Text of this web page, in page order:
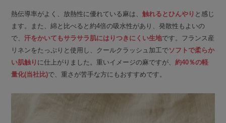
熱伝導率がよく、放熱性に優れている麻は、触れるとひんやり と感じ
ます。また、綿と比べると約4倍の吸水性があり、発散性もよいの
で、汗をかいてもサラサラ肌にはりつきにくい生地です。フランス産
リネンをたっぷりと使用し、クールクラッシュ加工でソフトで柔らか
い肌触り に仕上がりました。重いイメージの麻ですが、約40％の軽
量化(当社比)で、重さが苦手な方にもおすすめです。